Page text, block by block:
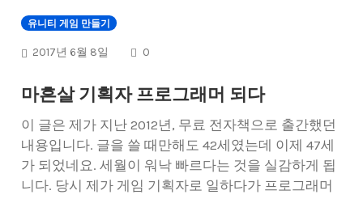
유니티 게임 만들기
2017년 6월 8일 0
마흔살 기획자 프로그래머 되다
이 글은 제가 지난 2012년, 무료 전자책으로 출간했던
내용입니다. 글을 쓸 때만해도 42세였는데 이제 47세
가 되었네요. 세월이 워낙 빠르다는 것을 실감하게 됩
니다. 당시 제가 게임 기획자로 일하다가 프로그래머